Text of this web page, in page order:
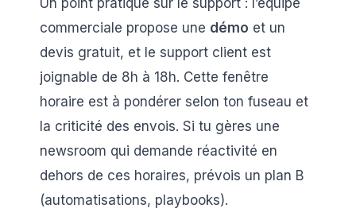
commerciale propose une démo et un
devis gratuit, et le support client est
joignable de 8h à 18h. Cette fenêtre
horaire est à pondérer selon ton fuseau et
la criticité des envois. Si tu gères une
newsroom qui demande réactivité en
dehors de ces horaires, prévois un plan B
(automatisations, playbooks).